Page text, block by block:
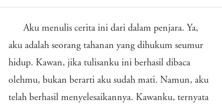
Aku menulis cerita ini dari dalam penjara. Ya,
aku adalah seorang tahanan yang dihukum seumur
hidup. Kawan, jika tulisanku ini berhasil dibaca
olehmu, bukan berarti aku sudah mati. Namun, aku
telah berhasil menyelesaikannya. Kawanku, ternyata